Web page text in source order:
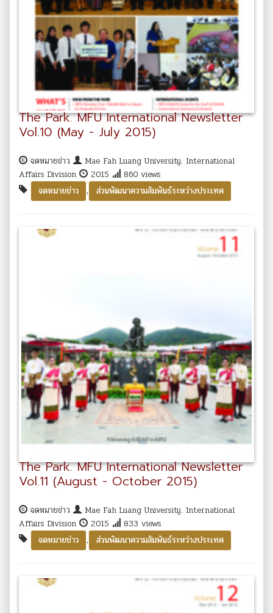
The Park. MFU International Newsletter
Vol.10 (May - July 2015)
จดหมายข่าว
Mae Fah Luang University. International
Affairs Division
2015
860 views
จดหมายข่าว
, ส่วนพัฒนาความสัมพันธ์ระหว่างประเทศ
The Park. MFU International Newsletter
Vol.11 (August - October 2015)
จดหมายข่าว
Mae Fah Luang University. International
Affairs Division
2015
833 views
จดหมายข่าว
, ส่วนพัฒนาความสัมพันธ์ระหว่างประเทศ